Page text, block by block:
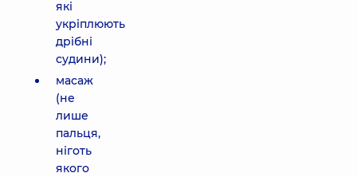
які
укріплюють
дрібні
судини);
масаж
(не
лише
пальця,
ніготь
якого